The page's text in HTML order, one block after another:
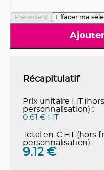
Précédent Effacer ma
Récapitulatif
Prix unitaire HT
personnalisation) :
0.61 € HT
Total en € HT (hors
personnalisation) :
9.12 €